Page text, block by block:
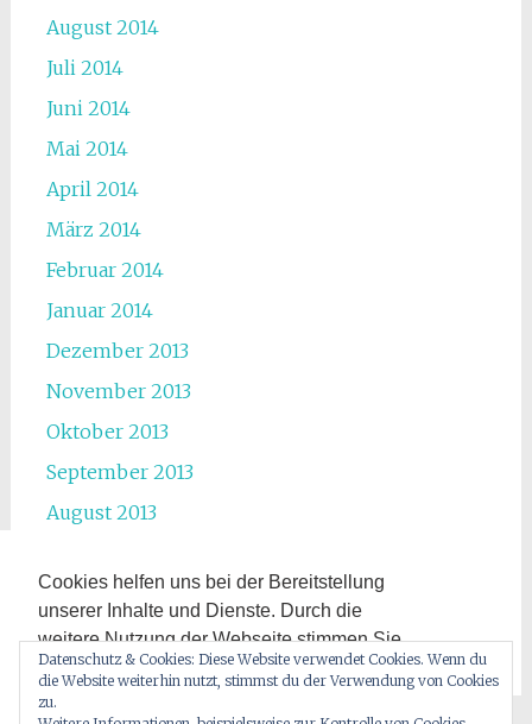
Cookies helfen uns bei der Bereitstellung
unserer Inhalte und Dienste. Durch die
weitere Nutzung der Webseite stimmen Sie
der Verwendung von Cookies zu.
Zur Datenschutzerklärung hier entlang.
August 2014
Juli 2014
Juni 2014
Mai 2014
April 2014
März 2014
Februar 2014
Januar 2014
Dezember 2013
November 2013
Oktober 2013
September 2013
August 2013
Juni 2013
Mai 2013
Datenschutz & Cookies: Diese Website verwendet Cookies. Wenn du
die Website weiterhin nutzt, stimmst du der Verwendung von Cookies
zu.